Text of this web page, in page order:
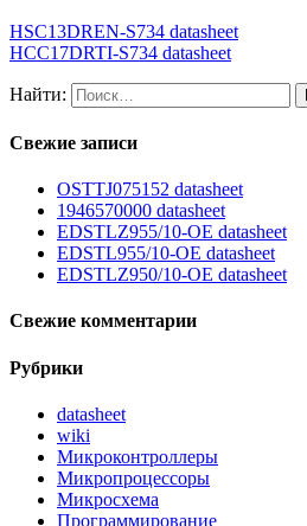
HSC13DREN-S734 datasheet
HCC17DRTI-S734 datasheet
Найти:
Свежие записи
OSTTJ075152 datasheet
1946570000 datasheet
EDSTLZ955/10-OE datasheet
EDSTL955/10-OE datasheet
EDSTLZ950/10-OE datasheet
Свежие комментарии
Рубрики
datasheet
wiki
Микроконтроллеры
Микропроцессоры
Микросхема
Программирование